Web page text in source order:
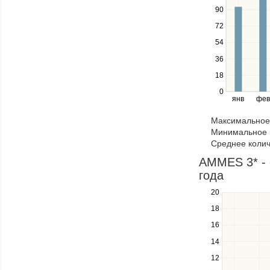
янв фев
0
18
36
54
72
90
navigate
series.
Use
the
and
right
navigate
through
items
in
a
series.
Минимальное
Среднее
AMMES 3* -
года
12
14
16
18
20
Use
the
and
down
to